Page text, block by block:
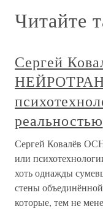
Читайте
Сергей
реальностью
Сергей Ковалёв
или
хоть однажды
стены
которые, тем не